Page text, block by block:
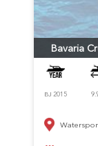
Bavaria
BJ 2015